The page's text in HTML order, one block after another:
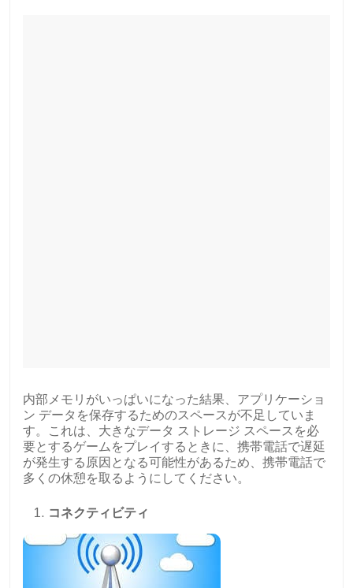
内部メモリがいっぱいになった結果、アプリケーショ
ン データを保存するためのスペースが不足していま
す。これは、大きなデータ ストレージ スペースを必
要とするゲームをプレイするときに、携帯電話で遅延
が発生する原因となる可能性があるため、携帯電話で
多くの休憩を取るようにしてください。
コネクティビティ